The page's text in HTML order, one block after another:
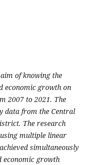
of knowing the
economic growth on
2007 to 2021. The
data from the Central
The research
multiple linear
simultaneously
economic growth